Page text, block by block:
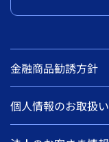
金融商品勧誘方針
個人情報のお取扱